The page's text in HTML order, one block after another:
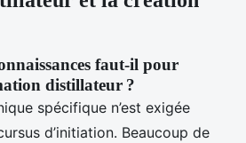
faut-il pour
distillateur ?
spécifique n’est exigée
d’initiation. Beaucoup de